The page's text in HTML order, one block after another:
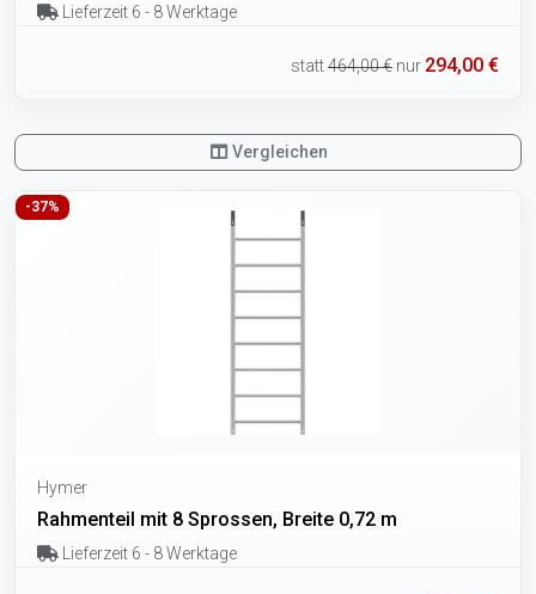
Lieferzeit 6 - 8 Werktage
statt464,00 € nur 294,00 €
Vergleichen
-37%
Hymer
Rahmenteil mit 8 Sprossen, Breite 0,72 m
Lieferzeit 6 - 8 Werktage